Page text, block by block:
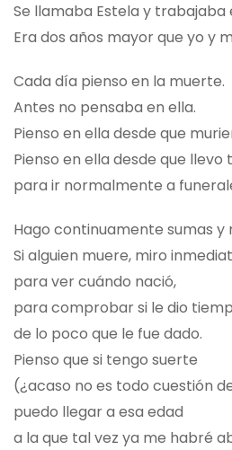
Se llamaba Estela y trabajaba
Era dos años mayor que yo y
Cada día pienso en la muerte.
Antes no pensaba en ella.
Pienso en ella desde que
Pienso en ella desde que llevo
para ir normalmente a
Hago continuamente sumas y
Si alguien muere, miro
para ver cuándo nació,
para comprobar si le dio
de lo poco que le fue dado.
Pienso que si tengo suerte
(¿acaso no es todo cuestión
puedo llegar a esa edad
a la que tal vez ya me habré